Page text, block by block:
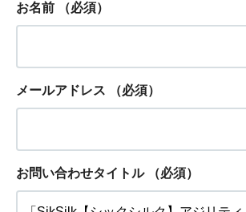
お名前 （必須）
メールアドレス （必須）
お問い合わせタイトル （必須）